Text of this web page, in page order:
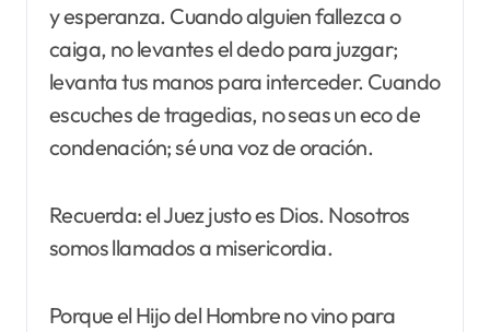
y esperanza. Cuando alguien fallezca o
caiga, no levantes el dedo para juzgar;
levanta tus manos para interceder. Cuando
escuches de tragedias, no seas un eco de
condenación; sé una voz de oración.
Recuerda: el Juez justo es Dios. Nosotros
somos llamados a misericordia.
Porque el Hijo del Hombre no vino para